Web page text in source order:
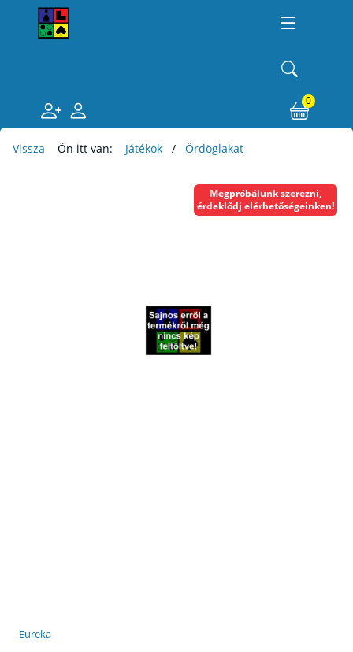
0
Vissza Ön itt van: Játékok Ördöglakat
Eureka
Megpróbálunk szerezni,
érdeklődj elérhetőségeinken!